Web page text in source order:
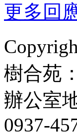
更多回
樹合苑
辦公室
0937-